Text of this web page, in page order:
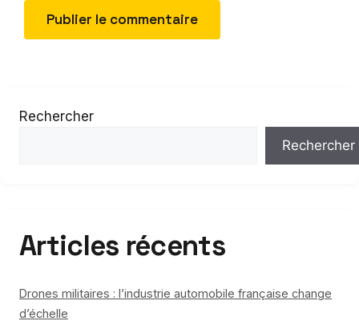
Rechercher
Rechercher
Articles récents
Drones militaires : l’industrie automobile française change
d’échelle